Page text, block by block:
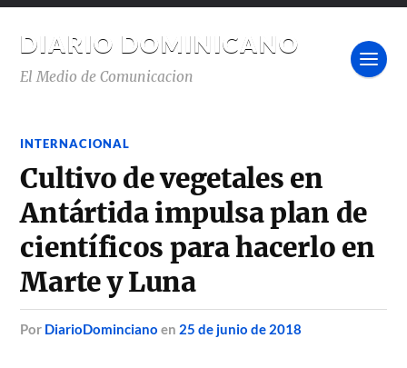
DIARIO DOMINICANO
El Medio de Comunicacion
INTERNACIONAL
Cultivo de vegetales en
Antártida impulsa plan de
científicos para hacerlo en
Marte y Luna
por DiarioDominciano en 25 de junio de 2018